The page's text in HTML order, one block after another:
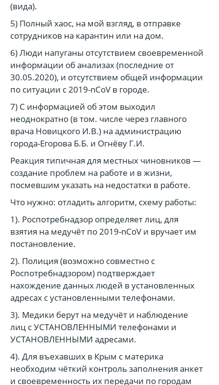
(вида).
5) Полный хаос, на мой взгляд, в отправке
сотрудников на карантин или на дом.
6) Люди напуганы отсутствием своевременной
информации об анализах (последние от
30.05.2020), и отсутствием общей информации
по ситуации с 2019-nCoV в городе.
7) С информацией об этом выходил
неоднократно (в том. числе через главного
врача Новицкого И.В.) на администрацию
города-Егорова Б.Б. и Огнёву Г.И.
Реакция типичная для местных чиновников —
создание проблем на работе и в жизни,
посмевшим указать на недостатки в работе.
Что нужно: отладить алгоритм, схему работы:
1). Роспотребнадзор определяет лиц, для
взятия на медучёт по 2019-nCoV и вручает им
постановление.
2). Полиция (возможно совместно с
Роспотребнадзором) подтверждает
нахождение данных людей в установленных
адресах с установленными телефонами.
3). Медики берут на медучёт и наблюдение
лиц с УСТАНОВЛЕННЫМИ телефонами и
УСТАНОВЛЕННЫМИ адресами.
4). Для въехавших в Крым с материка
необходим чёткий контроль заполнения анкет
и своевременность их передачи по городам